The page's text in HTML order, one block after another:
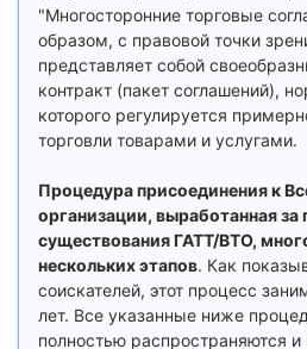
"Многосторонние торговые
образом, с правовой точки
представляет собой
контракт (пакет соглашений),
которого регулируется
торговли товарами и услугами.
Процедура присоединения к
организации, выработанная за
существования ГАТТ/ВТО,
нескольких этапов. Как
соискателей, этот процесс
лет. Все указанные ниже
полностью распространяются